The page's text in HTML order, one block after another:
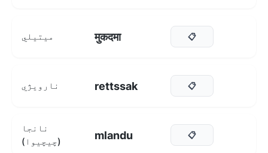
میتیلي मुकदमा 📋
نارویژي rettssak 📋
نانجا
(چیچیوا)
mlandu 📋